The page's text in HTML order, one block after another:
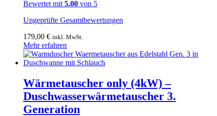
Bewertet mit 5.00 von 5
Ungeprüfte Gesamtbewertungen
179,00 € inkl. MwSt.
Mehr erfahren
Wärmetauscher only (4kW) –
Duschwasserwärmetauscher 3.
Generation